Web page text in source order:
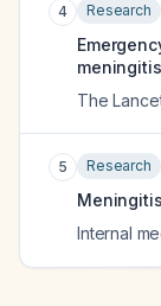
4 Research
The
5 Research
Internal